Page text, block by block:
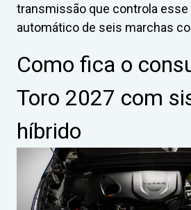
transmissão que controla
automático de seis marchas
Como fica o
Toro 2027 com
híbrido